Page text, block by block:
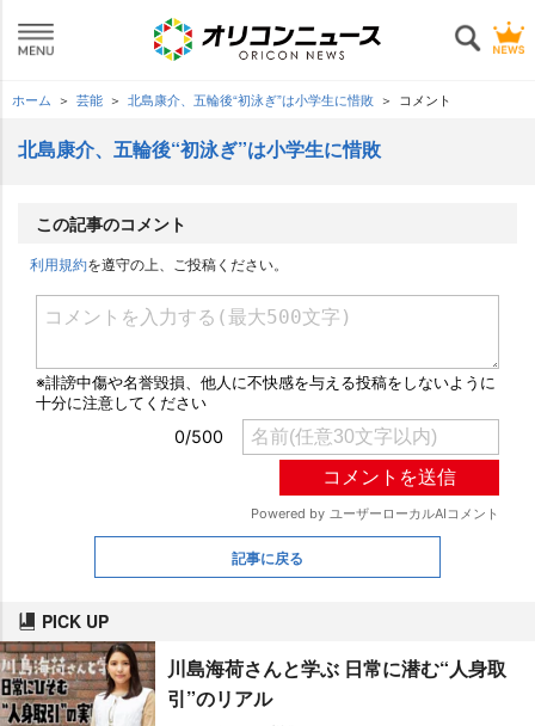
ホーム 芸能 北島康介、五輪後“初泳ぎ”は小学生に惜敗 コメント
北島康介、五輪後“初泳ぎ”は小学生に惜敗
この記事のコメント
利用規約を遵守の上、ご投稿ください。
記事に戻る
PICK UP
川島海荷さんと学ぶ 日常に潜む“人身取
引”のリアル